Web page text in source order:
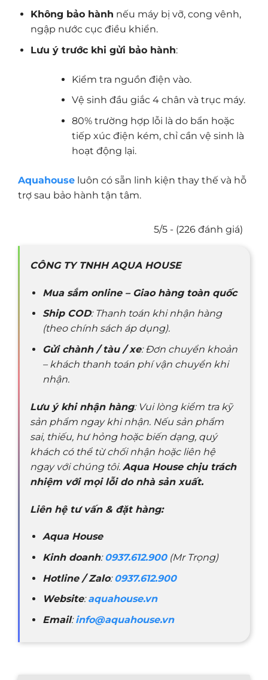
Không bảo hành nếu máy bị vỡ, cong vênh,
ngập nước cục điều khiển.
Lưu ý trước khi gửi bảo hành:
Kiểm tra nguồn điện vào.
Vệ sinh đầu giắc 4 chân và trục máy.
80% trường hợp lỗi là do bẩn hoặc
tiếp xúc điện kém, chỉ cần vệ sinh là
hoạt động lại.
Aquahouse luôn có sẵn linh kiện thay thế và hỗ
trợ sau bảo hành tận tâm.
5/5 - (226 đánh giá)
CÔNG TY TNHH AQUA HOUSE
Mua sắm online – Giao hàng toàn quốc
Ship COD: Thanh toán khi nhận hàng
(theo chính sách áp dụng).
Gửi chành / tàu / xe: Đơn chuyển khoản
– khách thanh toán phí vận chuyển khi
nhận.
Lưu ý khi nhận hàng: Vui lòng kiểm tra kỹ
sản phẩm ngay khi nhận. Nếu sản phẩm
sai, thiếu, hư hỏng hoặc biến dạng, quý
khách có thể từ chối nhận hoặc liên hệ
ngay với chúng tôi. Aqua House chịu trách
nhiệm với mọi lỗi do nhà sản xuất.
Liên hệ tư vấn & đặt hàng:
Aqua House
Kinh doanh:0937.612.900(Mr Trọng)
Hotline / Zalo:0937.612.900
Website:aquahouse.vn
Email:info@aquahouse.vn